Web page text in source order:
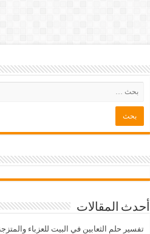
أحدث المقالات
تفسير حلم الثعابين في البيت للعزباء